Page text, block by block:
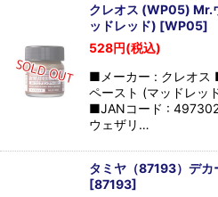
クレオス (WP05) Mr.
ッドレッド) [WP05]
528円(税込)
■メーカー : クレオス
ペースト (マッドレッ
■JANコード :
ウェザリ…
タミヤ（87193）デ
[87193]